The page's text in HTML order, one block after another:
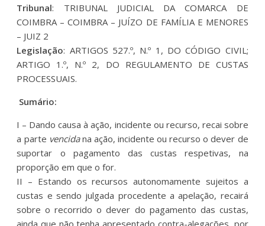
Tribunal: TRIBUNAL JUDICIAL DA COMARCA DE
COIMBRA – COIMBRA – JUÍZO DE FAMÍLIA E MENORES
– JUIZ 2
Legislação: ARTIGOS 527.º, N.º 1, DO CÓDIGO CIVIL;
ARTIGO 1.º, N.º 2, DO REGULAMENTO DE CUSTAS
PROCESSUAIS.
Sumário:
I – Dando causa à ação, incidente ou recurso, recai sobre
a parte vencidana ação, incidente ou recurso o dever de
suportar o pagamento das custas respetivas, na
proporção em que o for.
II – Estando os recursos autonomamente sujeitos a
custas e sendo julgada procedente a apelação, recairá
sobre o recorrido o dever do pagamento das custas,
ainda que não tenha apresentado contra-alegações, por